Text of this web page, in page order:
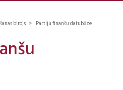
birojs > Partiju finanšu datubāze